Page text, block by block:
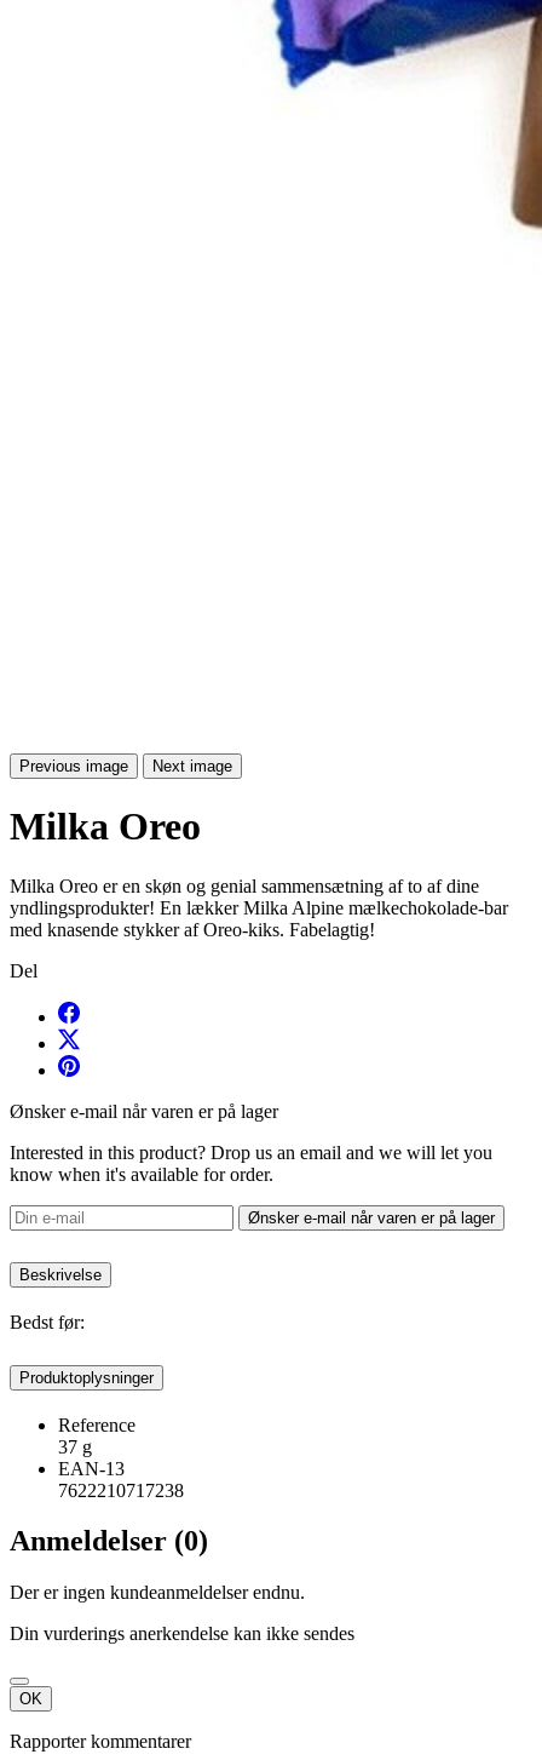
Previous image Next image
Milka Oreo
Milka Oreo er en skøn og genial sammensætning af to af dine
yndlingsprodukter! En lækker Milka Alpine mælkechokolade-bar
med knasende stykker af Oreo-kiks. Fabelagtig!
Del
Ønsker e-mail når varen er på lager
Interested in this product? Drop us an email and we will let you
know when it's available for order.
Ønsker e-mail når varen er på lager
Beskrivelse
Bedst før:
Produktoplysninger
Reference
37 g
EAN-13
7622210717238
Anmeldelser (0)
Der er ingen kundeanmeldelser endnu.
Din vurderings anerkendelse kan ikke sendes
OK
Rapporter kommentarer